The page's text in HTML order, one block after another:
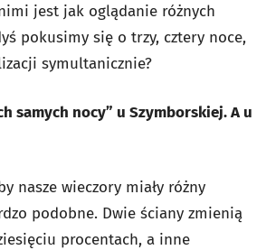
jest jak oglądanie różnych
pokusimy się o trzy, cztery noce,
symultanicznie?
samych nocy” u Szymborskiej. A u
nasze wieczory miały różny
podobne. Dwie ściany zmienią
procentach, a inne